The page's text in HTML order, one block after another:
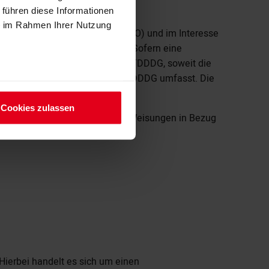
diese Informationen
Rahmen Ihrer Nutzung
Cookies zulassen
(Art. 6 Abs. 1 lit. b DSGVO) und im Interesse
(Art. 6 Abs. 1 lit. f DSGVO). Sofern eine
a DSGVO und § 25 Abs. 1 TDDDG, soweit die
im Sinne des TDDDG umfasst. Die
erforderlich ist und unsere Weisungen in Bezug
handelt es sich um einen